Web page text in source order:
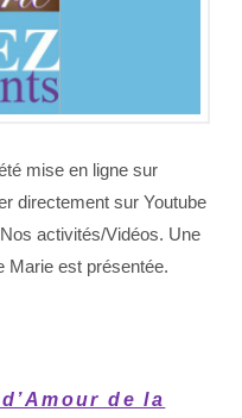
mise en ligne sur
directement sur Youtube
activités/Vidéos. Une
Marie est présentée.
de la